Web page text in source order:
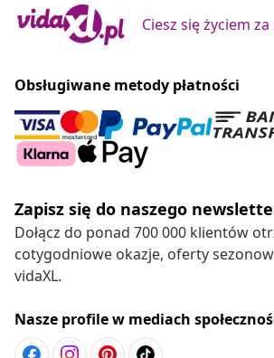
Ciesz się życiem
Obsługiwane metody płatności
Zapisz się do naszego
Dołącz do ponad 700 000 klientów
cotygodniowe okazje, oferty
vidaXL.
Nasze profile w mediach